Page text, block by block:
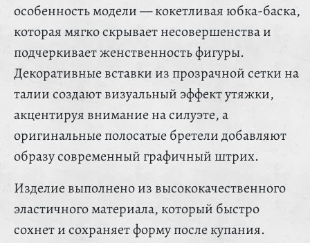
особенность модели — кокетливая юбка-баска,
которая мягко скрывает несовершенства и
подчеркивает женственность фигуры.
Декоративные вставки из прозрачной сетки на
талии создают визуальный эффект утяжки,
акцентируя внимание на силуэте, а
оригинальные полосатые бретели добавляют
образу современный графичный штрих.
Изделие выполнено из высококачественного
эластичного материала, который быстро
сохнет и сохраняет форму после купания.